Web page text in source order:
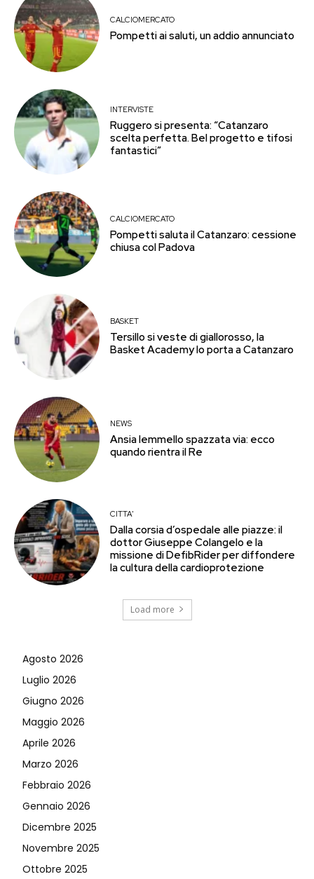
CALCIOMERCATO
Pompetti ai saluti, un addio annunciato
INTERVISTE
Ruggero si presenta: “Catanzaro
scelta perfetta. Bel progetto e tifosi
fantastici”
CALCIOMERCATO
Pompetti saluta il Catanzaro: cessione
chiusa col Padova
BASKET
Tersillo si veste di giallorosso, la
Basket Academy lo porta a Catanzaro
NEWS
Ansia Iemmello spazzata via: ecco
quando rientra il Re
CITTA'
Dalla corsia d’ospedale alle piazze: il
dottor Giuseppe Colangelo e la
missione di DefibRider per diffondere
la cultura della cardioprotezione
Load more
Agosto 2026
Luglio 2026
Giugno 2026
Maggio 2026
Aprile 2026
Marzo 2026
Febbraio 2026
Gennaio 2026
Dicembre 2025
Novembre 2025
Ottobre 2025